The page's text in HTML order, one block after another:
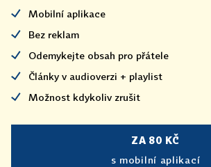
Mobilní aplikace
Bez reklam
Odemykejte obsah pro přátele
Články v audioverzi + playlist
Možnost kdykoliv zrušit
ZA 80 KČ
s mobilní aplikací